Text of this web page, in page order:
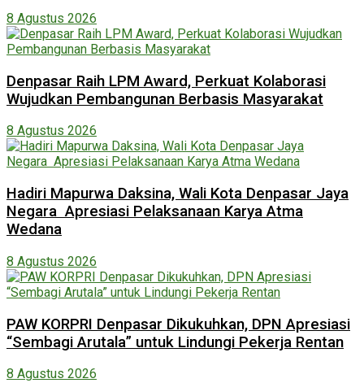
8 Agustus 2026
Denpasar Raih LPM Award, Perkuat Kolaborasi
Wujudkan Pembangunan Berbasis Masyarakat
8 Agustus 2026
Hadiri Mapurwa Daksina, Wali Kota Denpasar Jaya
Negara Apresiasi Pelaksanaan Karya Atma
Wedana
8 Agustus 2026
PAW KORPRI Denpasar Dikukuhkan, DPN Apresiasi
“Sembagi Arutala” untuk Lindungi Pekerja Rentan
8 Agustus 2026